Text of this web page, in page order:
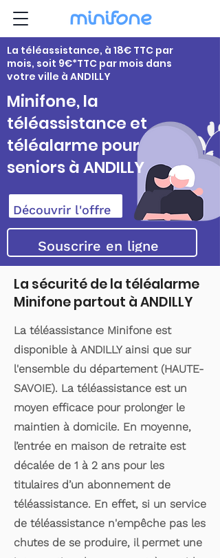
La téléassistance, à 18€ TTC par
mois, soit 9€*TTC par mois dans
votre ville à ANDILLY
Minifone, la
téléassistance et
téléalarme pour
seniors à ANDILLY
Découvrir l'offre
Souscrire en ligne
La sécurité de la téléalarme
Minifone partout à ANDILLY
La téléassistance Minifone est
disponible à ANDILLY ainsi que sur
l'ensemble du département (HAUTE-
SAVOIE). La téléassistance est un
moyen efficace pour prolonger le
maintien à domicile. En moyenne,
l’entrée en maison de retraite est
décalée de 1 à 2 ans pour les
titulaires d’un abonnement de
téléassistance. En effet, si un service
de téléassistance n'empêche pas les
chutes de se produire, il permet une